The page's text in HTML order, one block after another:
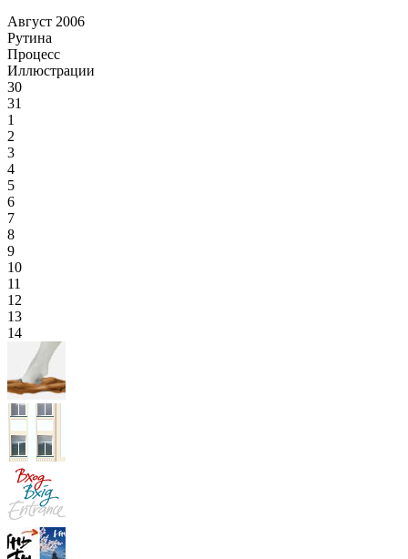
Август 2006
Рутина
Процесс
Иллюстрации
30
31
1
2
3
4
5
6
7
8
9
10
11
12
13
14